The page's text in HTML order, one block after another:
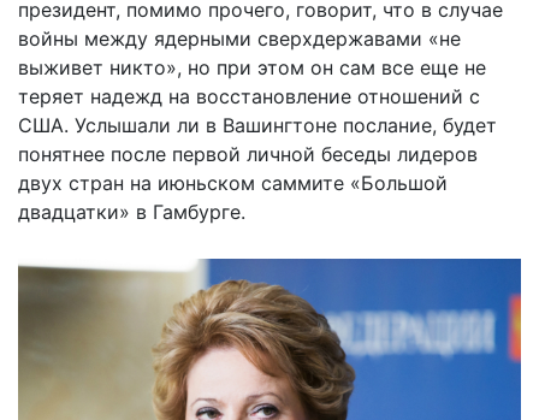
президент, помимо прочего, говорит, что в случае
войны между ядерными сверхдержавами «не
выживет никто», но при этом он сам все еще не
теряет надежд на восстановление отношений с
США. Услышали ли в Вашингтоне послание, будет
понятнее после первой личной беседы лидеров
двух стран на июньском саммите «Большой
двадцатки» в Гамбурге.